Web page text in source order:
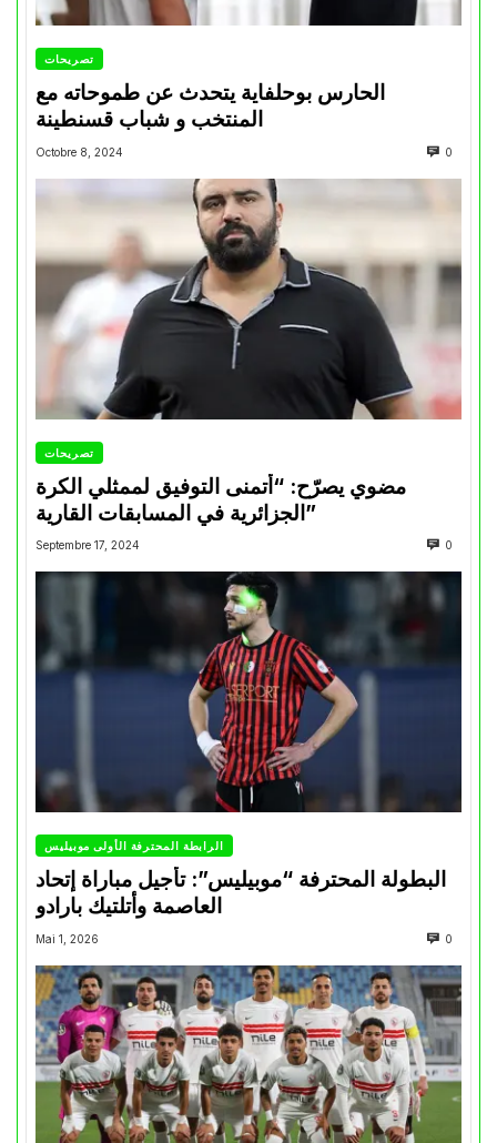
تصريحات
الحارس بوحلفاية يتحدث عن طموحاته مع
المنتخب و شباب قسنطينة
Octobre 8, 2024 0
تصريحات
مضوي يصرّح: “أتمنى التوفيق لممثلي الكرة
الجزائرية في المسابقات القارية”
Septembre 17, 2024 0
الرابطة المحترفة الأولى موبيليس
البطولة المحترفة “موبيليس”: تأجيل مباراة إتحاد
العاصمة وأتلتيك بارادو
Mai 1, 2026 0